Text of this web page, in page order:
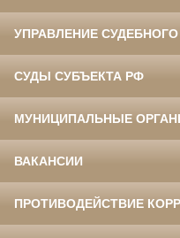
УПРАВЛЕНИЕ
СУДЫ СУБЪЕКТА РФ
МУНИЦИПАЛЬНЫЕ
ВАКАНСИИ
ПРОТИВОДЕЙСТВИЕ